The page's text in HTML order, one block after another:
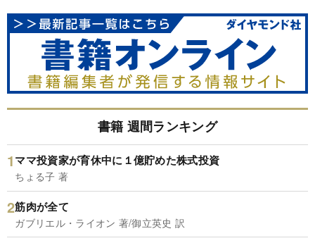
書籍 週間ランキング
ママ投資家が育休中に１億貯めた株式投資
ちょる子 著
筋肉が全て
ガブリエル・ライオン 著/御立英史 訳